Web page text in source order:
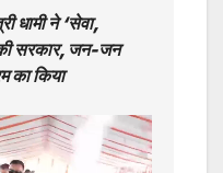
e
धामी ने ‘सेवा,
सरकार, जन-जन
का किया